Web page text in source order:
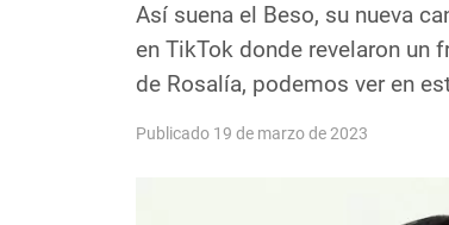
Así suena el Beso, su nueva
en TikTok donde revelaron un
de Rosalía, podemos ver en
Publicado 19 de marzo de 2023